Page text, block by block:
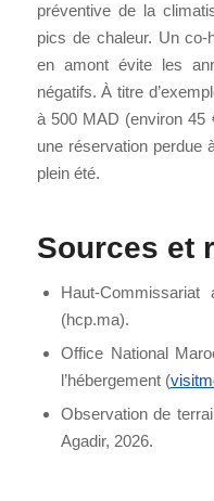
préventive de la
pics de chaleur. Un co-
en amont évite les
négatifs. À titre
à 500 MAD (environ 45
une réservation perdue
plein été.
Sources et
Haut-
(hcp.ma).
Office National
l’hébergement (
Observation de
Agadir, 2026.